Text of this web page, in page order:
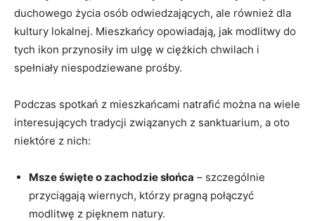
duchowego życia osób odwiedzających, ale również dla
kultury lokalnej. Mieszkańcy opowiadają, jak modlitwy do
tych ikon przynosiły im ulgę w ciężkich chwilach i
spełniały niespodziewane prośby.
Podczas spotkań z mieszkańcami natrafić można na wiele
interesujących tradycji związanych z sanktuarium, a oto
niektóre z nich:
Msze święte o zachodzie słońca – szczególnie
przyciągają wiernych, którzy pragną połączyć
modlitwę z pięknem natury.